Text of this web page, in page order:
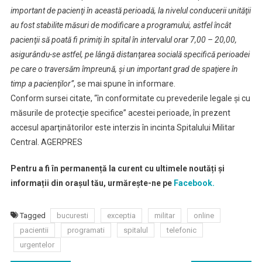
important de pacienţi în această perioadă, la nivelul conducerii unităţii
au fost stabilite măsuri de modificare a programului, astfel încât
pacienţii să poată fi primiţi în spital în intervalul orar 7,00 – 20,00,
asigurându-se astfel, pe lângă distanţarea socială specifică perioadei
pe care o traversăm împreună, şi un important grad de spaţiere în
timp a pacienţilor”, se mai spune în informare.
Conform sursei citate, “în conformitate cu prevederile legale şi cu
măsurile de protecţie specifice” acestei perioade, în prezent
accesul aparţinătorilor este interzis în incinta Spitalului Militar
Central. AGERPRES
Pentru a fi în permanență la curent cu ultimele noutăți și
informații din orașul tău, urmărește-ne peFacebook.
Tagged bucuresti exceptia militar
online
pacientii
programati spitalul
telefonic
urgentelor